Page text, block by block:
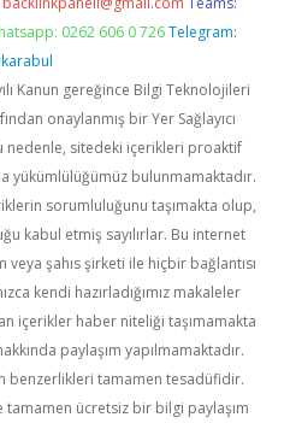
0262 606 0 726 Telegram:
Kanun gereğince Bilgi Teknolojileri
onaylanmış bir Yer Sağlayıcı
nedenle, sitedeki içerikleri proaktif
yükümlülüğümüz bulunmamaktadır.
sorumluluğunu taşımakta olup,
kabul etmiş sayılırlar. Bu internet
şahıs şirketi ile hiçbir bağlantısı
kendi hazırladığımız makaleler
içerikler haber niteliği taşımamakta
paylaşım yapılmamaktadır.
benzerlikleri tamamen tesadüfidir.
tamamen ücretsiz bir bilgi paylaşım